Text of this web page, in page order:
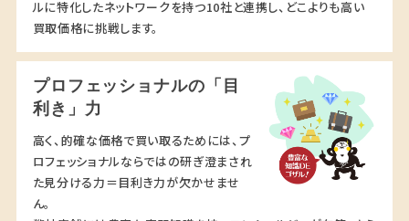
ルに特化したネットワークを持つ10社と連携し、どこよりも高い
買取価格に挑戦します。
プロフェッショナルの「目
利き」力
高く、的確な価格で買い取るためには、プ
ロフェッショナルならではの研ぎ澄まされ
た見分ける力＝目利き力が欠かせませ
ん。